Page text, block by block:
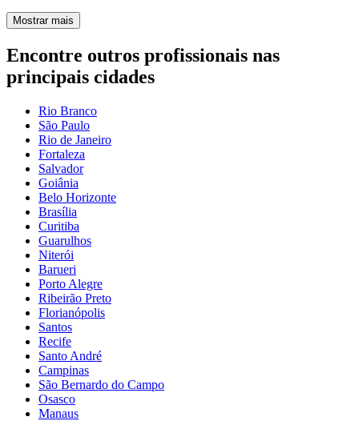
Mostrar mais
Encontre outros profissionais nas
principais cidades
Rio Branco
São Paulo
Rio de Janeiro
Fortaleza
Salvador
Goiânia
Belo Horizonte
Brasília
Curitiba
Guarulhos
Niterói
Barueri
Porto Alegre
Ribeirão Preto
Florianópolis
Santos
Recife
Santo André
Campinas
São Bernardo do Campo
Osasco
Manaus